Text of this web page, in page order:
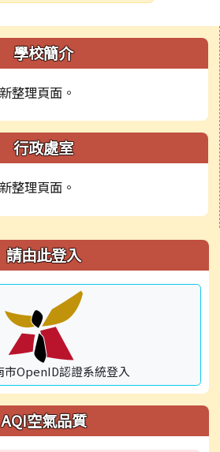
學校簡介
整理頁面。
行政處室
整理頁面。
請由此登入
市OpenID認證系統登入
AQI空氣品質